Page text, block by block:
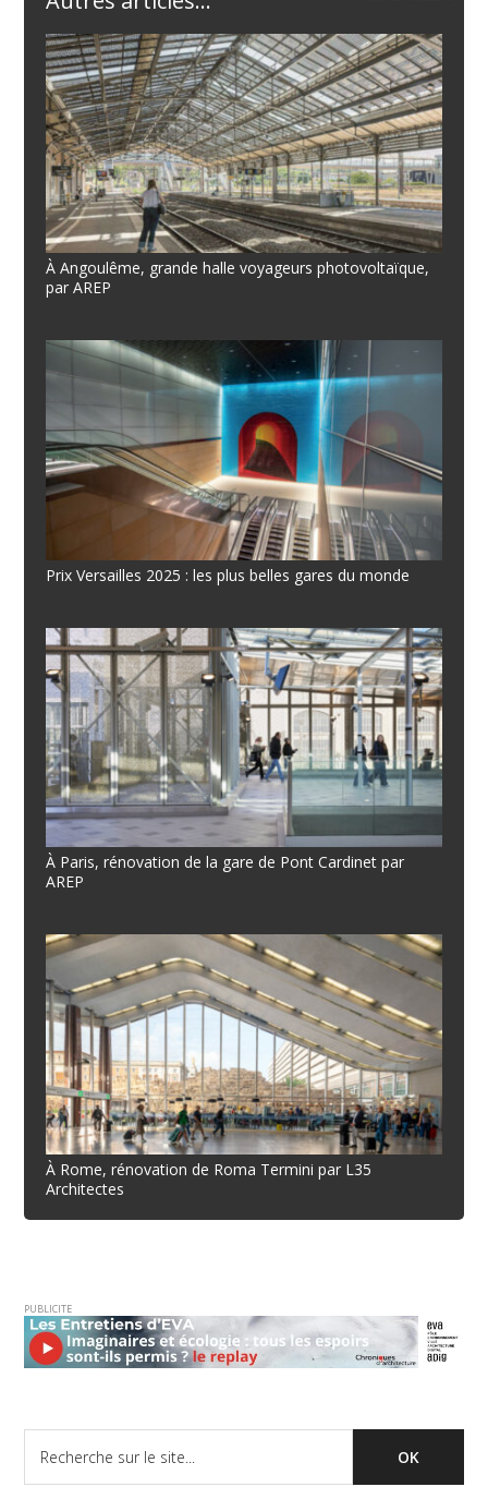
À Angoulême, grande halle voyageurs photovoltaïque,
par AREP
Prix Versailles 2025 : les plus belles gares du monde
À Paris, rénovation de la gare de Pont Cardinet par
AREP
À Rome, rénovation de Roma Termini par L35
Architectes
PUBLICITE